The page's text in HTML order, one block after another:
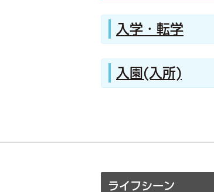
入学・転学
入園(入所)
ライフシーン